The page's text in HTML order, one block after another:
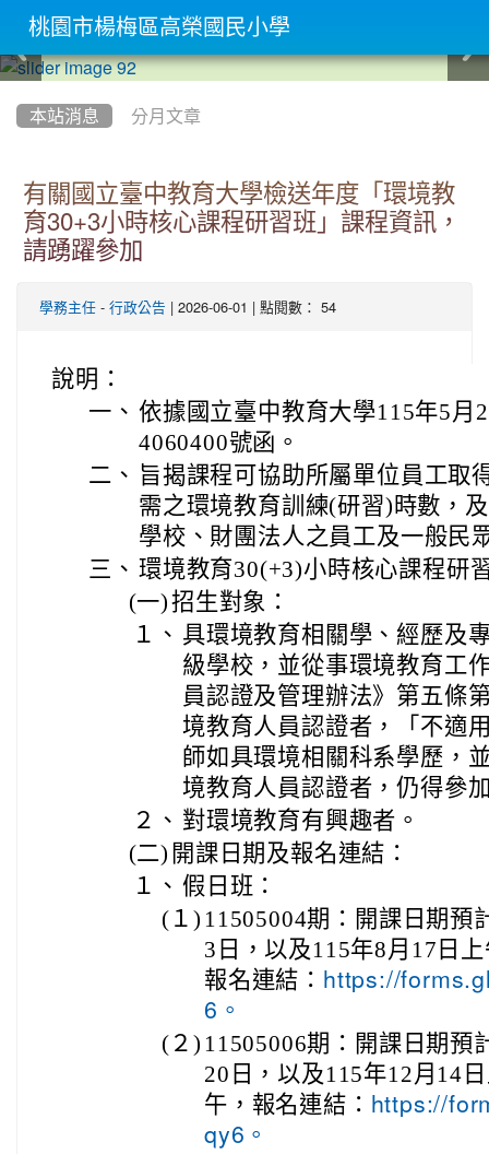
本站消息 分月文章
有關國立臺中教育大學檢送年度「環境教
育30+3小時核心課程研習班」課程資訊，
請踴躍參加
學務主任 - 行政公告 | 2026-06-01 | 點閱數： 54
說明：
一、 依據國立臺中教育大學115年5月
4060400號函。
二、 旨揭課程可協助所屬單位員工取
需之環境教育訓練(研習)時數，
學校、財團法人之員工及一般民
三、 環境教育30(+3)小時核心課程研
(一)招生對象：
１、 具環境教育相關學、經歷及
級學校，並從事環境教育工
員認證及管理辦法》第五條
境教育人員認證者，「不適
師如具環境相關科系學歷，
境教育人員認證者，仍得參
２、 對環境教育有興趣者。
(二) 開課日期及報名連結：
１、 假日班：
(１) 11505004期：開課日期預
3日，以及115年8月17日
報名連結： https://
6。
(２) 11505006期：開課日期預
20日，以及115年12月14
午，報名連結： https://
qy6。
桃園市楊梅區高榮國民小學